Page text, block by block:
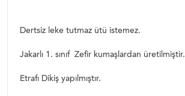
Dertsiz leke tutmaz ütü istemez.
Jakarlı 1. sınıf Zefir kumaşlardan üretilmiştir.
Etrafı Dikiş yapılmıştır.